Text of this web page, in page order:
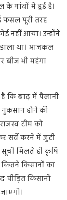
के गांवों में हुई है।
फसल पूरी तरह
नहीं आया। उन्होंने
था। आजकल
बीज भी महंगा
कि बाढ़ में पैलानी
होने की
टीम को
सर्वे करने में जुटी
मिलते ही कृषि
किसानों का
किसानों